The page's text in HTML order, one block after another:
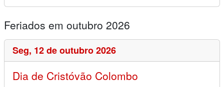
Feriados em outubro 2026
Seg, 12 de outubro 2026
Dia de Cristóvão Colombo